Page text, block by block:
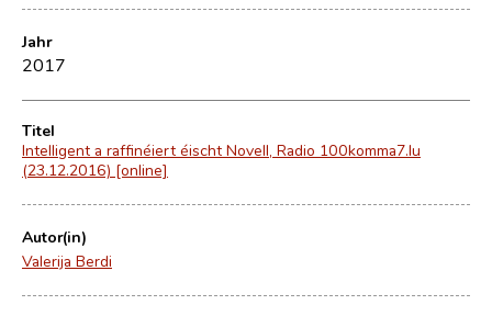
Jahr
2017
Titel
Intelligent a raffinéiert éischt Novell, Radio 100komma7.lu
(23.12.2016) [online]
Autor(in)
Valerija Berdi